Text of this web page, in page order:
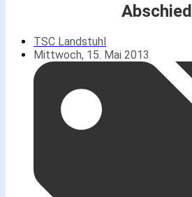
Abschied
TSC Landstuhl
Mittwoch, 15. Mai 2013